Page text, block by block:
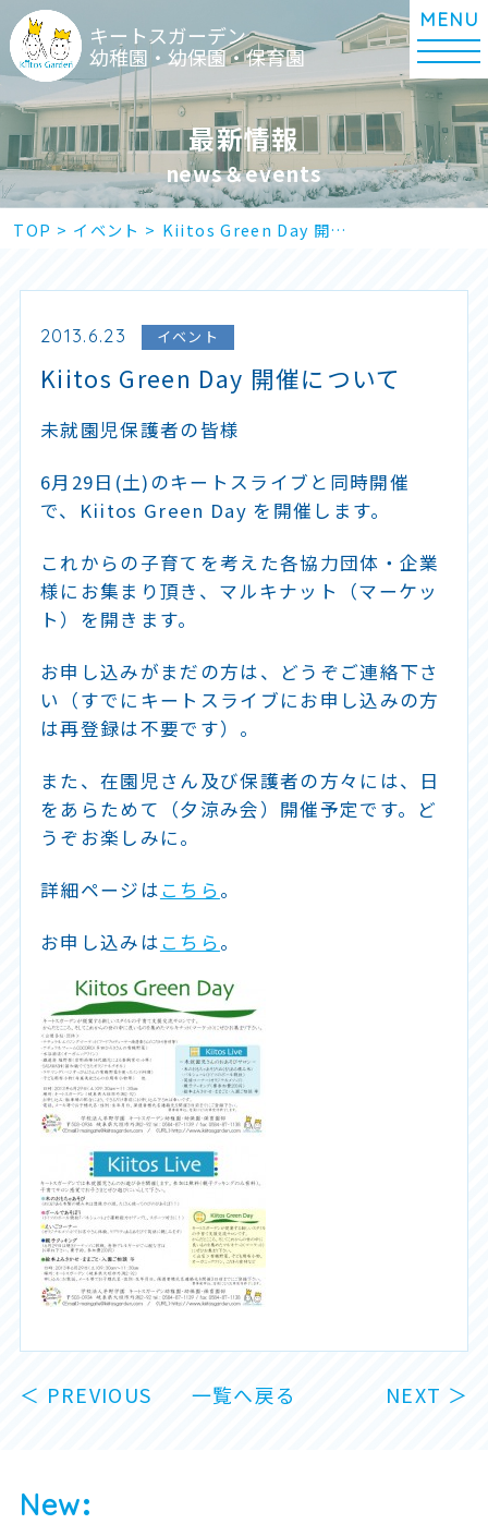
キートスガーデン
幼稚園・幼保園・保育園
最新情報
news＆events
TOP > イベント > Kiitos Green Day 開…
2013.6.23 イベント
Kiitos Green Day 開催について
未就園児保護者の皆様
6月29日(土)のキートスライブと同時開催
で、Kiitos Green Day を開催します。
これからの子育てを考えた各協力団体・企業
様にお集まり頂き、マルキナット（マーケッ
ト）を開きます。
お申し込みがまだの方は、どうぞご連絡下さ
い（すでにキートスライブにお申し込みの方
は再登録は不要です）。
また、在園児さん及び保護者の方々には、日
をあらためて（夕涼み会）開催予定です。ど
うぞお楽しみに。
詳細ページは こちら。
お申し込みは こちら。
＜ PREVIOUS 一覧へ戻る NEXT ＞
New